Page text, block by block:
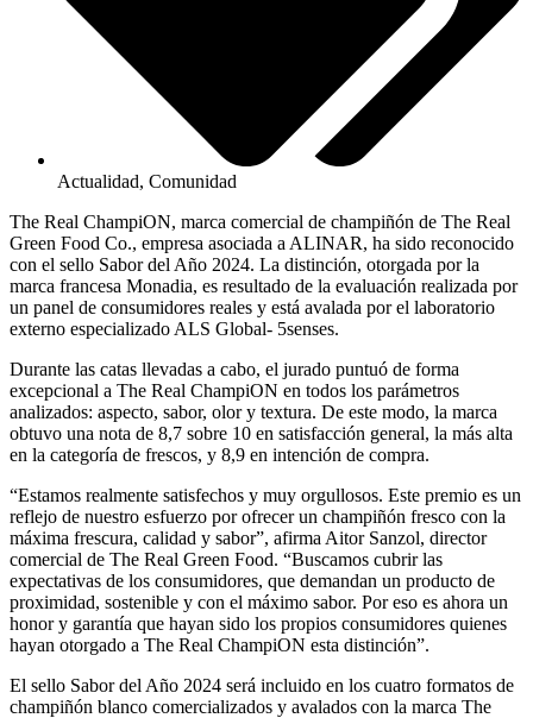
Actualidad, Comunidad
The Real ChampiON, marca comercial de champiñón de The Real
Green Food Co., empresa asociada a ALINAR, ha sido reconocido
con el sello Sabor del Año 2024. La distinción, otorgada por la
marca francesa Monadia, es resultado de la evaluación realizada por
un panel de consumidores reales y está avalada por el laboratorio
externo especializado ALS Global- 5senses.
Durante las catas llevadas a cabo, el jurado puntuó de forma
excepcional a The Real ChampiON en todos los parámetros
analizados: aspecto, sabor, olor y textura. De este modo, la marca
obtuvo una nota de 8,7 sobre 10 en satisfacción general, la más alta
en la categoría de frescos, y 8,9 en intención de compra.
“Estamos realmente satisfechos y muy orgullosos. Este premio es un
reflejo de nuestro esfuerzo por ofrecer un champiñón fresco con la
máxima frescura, calidad y sabor”, afirma Aitor Sanzol, director
comercial de The Real Green Food. “Buscamos cubrir las
expectativas de los consumidores, que demandan un producto de
proximidad, sostenible y con el máximo sabor. Por eso es ahora un
honor y garantía que hayan sido los propios consumidores quienes
hayan otorgado a The Real ChampiON esta distinción”.
El sello Sabor del Año 2024 será incluido en los cuatro formatos de
champiñón blanco comercializados y avalados con la marca The